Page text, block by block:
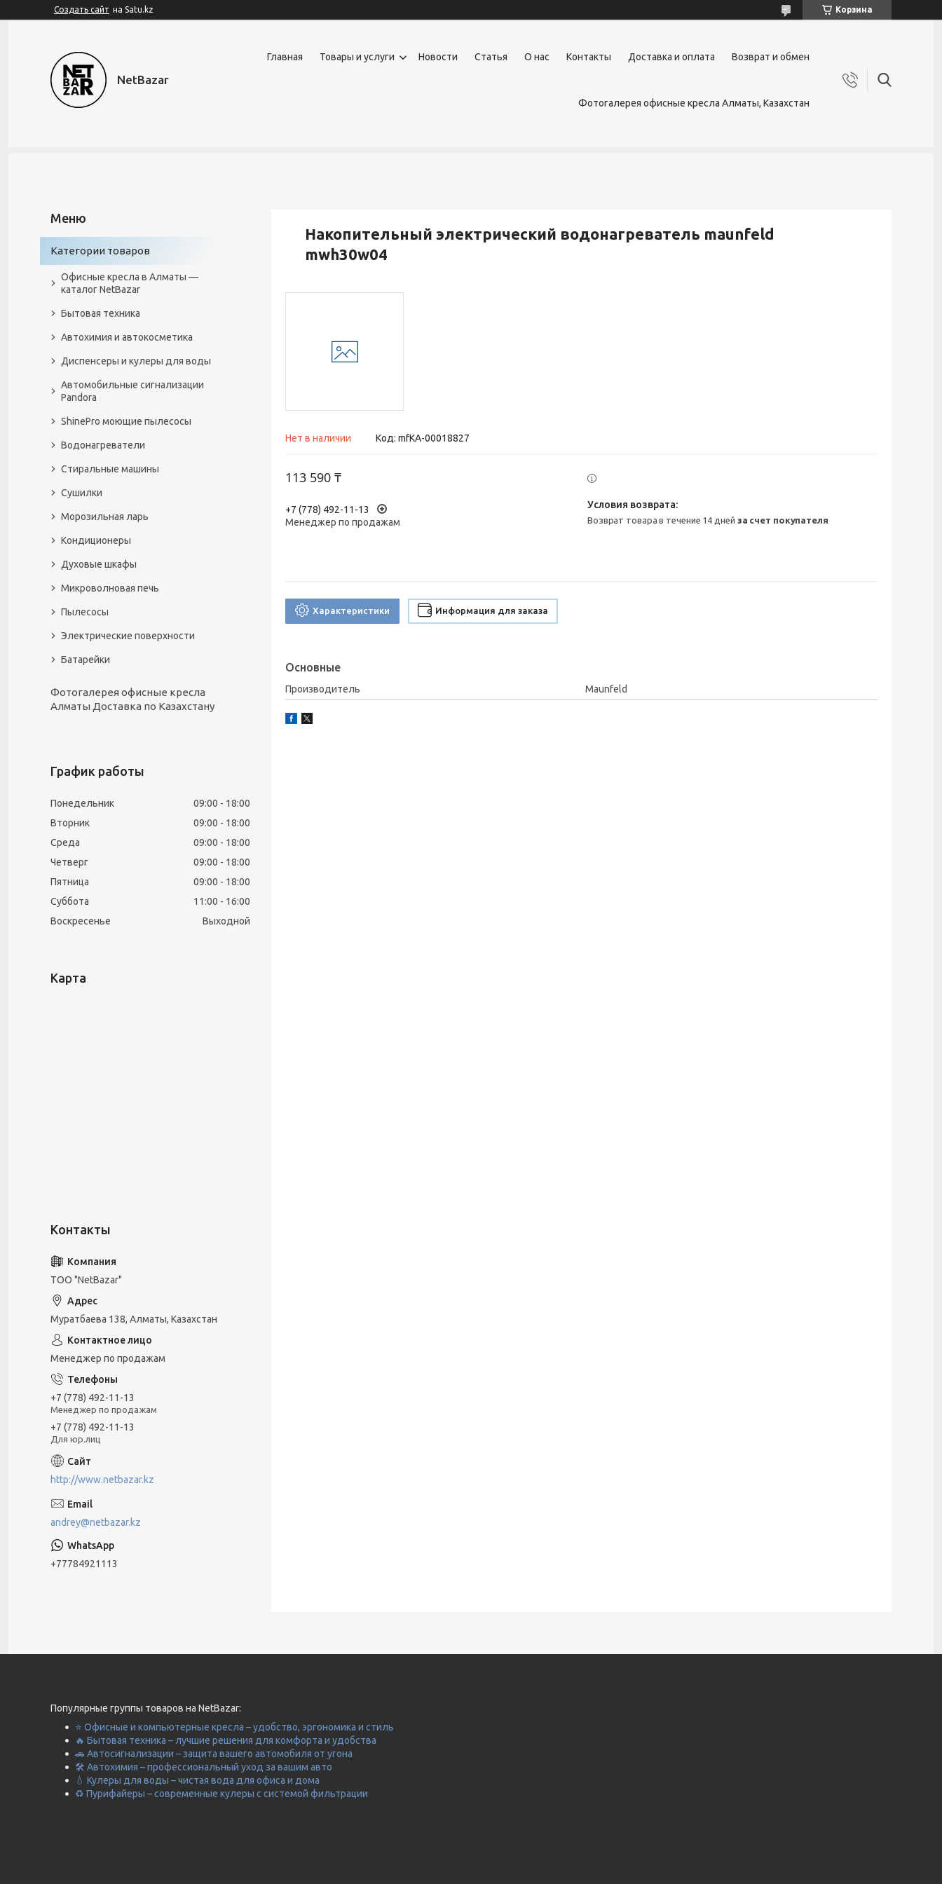
Создать сайт на Satu.kz Корзина
NetBazar
Главная Товары и услуги Новости Статья О нас Контакты Доставка и оплата Возврат и обмен
Фотогалерея офисные кресла Алматы, Казахстан
Накопительный электрический водонагреватель maunfeld
mwh30w04
Нет в наличии Код: mfКА-00018827
113 590 ₸
+7 (778) 492-11-13
Менеджер по продажам
возврат товара в течение 14 дней за счет покупателя
Характеристики Информация для заказа
Основные
Производитель Maunfeld
Категории товаров
Офисные кресла в Алматы —
каталог NetBazar
Бытовая техника
Автохимия и автокосметика
Диспенсеры и кулеры для воды
Автомобильные сигнализации
Pandora
ShinePro моющие пылесосы
Водонагреватели
Стиральные машины
Сушилки
Морозильная ларь
Кондиционеры
Духовые шкафы
Микроволновая печь
Пылесосы
Электрические поверхности
Батарейки
Фотогалерея офисные кресла
Алматы Доставка по Казахстану
График работы
Понедельник 09:00
18:00
Вторник
09:00
18:00
Среда
09:00
18:00
Четверг
09:00
18:00
Пятница
09:00
18:00
Суббота
11:00
16:00
Воскресенье
Выходной
Карта
ТОО "NetBazar"
Муратбаева 138, Алматы, Казахстан
Менеджер по продажам
+7 (778) 492-11-13
Менеджер по продажам
+7 (778) 492-11-13
Для юр.лиц
http://www.netbazar.kz
andrey@netbazar.kz
+77784921113
Популярные группы товаров на NetBazar:
⭐ Офисные и компьютерные кресла – удобство, эргономика и стиль
🔥 Бытовая техника – лучшие решения для комфорта и удобства
🚗 Автосигнализации – защита вашего автомобиля от угона
🛠️ Автохимия – профессиональный уход за вашим авто
💧 Кулеры для воды – чистая вода для офиса и дома
♻️ Пурифайеры – современные кулеры с системой фильтрации